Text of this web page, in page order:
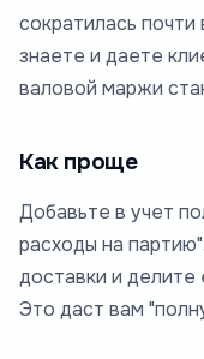
сократилась
знаете и даете
валовой маржи
Как проще
Добавьте в учет
расходы на
доставки и делите
Это даст вам